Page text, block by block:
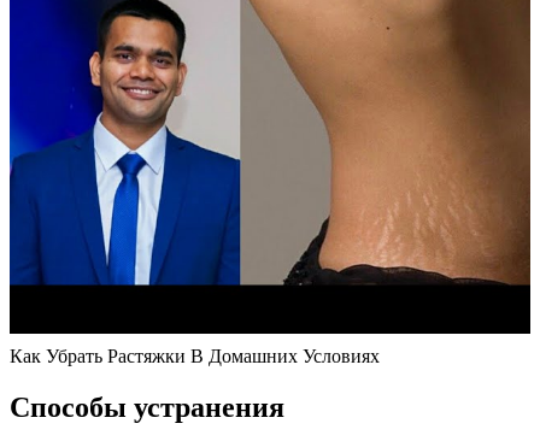
Как Убрать Растяжки В Домашних Условиях
Способы устранения